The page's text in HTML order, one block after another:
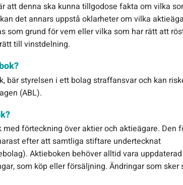
att denna ska kunna tillgodose fakta om vilka
det annars uppstå oklarheter om vilka
som grund för vem eller vilka som har rätt att
till vinstdelning.
bär styrelsen i ett bolag straffansvar och kan
(ABL).
förteckning över aktier och aktieägare. Den
efter att samtliga stiftare undertecknat
Aktieboken behöver alltid vara
som köp eller försäljning. Ändringar som sker